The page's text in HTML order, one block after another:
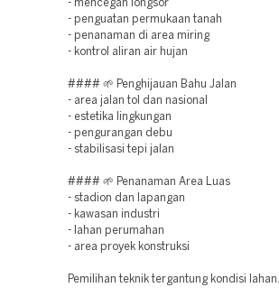
- mencegah longsor
- penguatan permukaan tanah
- penanaman di area miring
- kontrol aliran air hujan
#### 🌱 Penghijauan Bahu Jalan
- area jalan tol dan nasional
- estetika lingkungan
- pengurangan debu
- stabilisasi tepi jalan
#### 🌱 Penanaman Area Luas
- stadion dan lapangan
- kawasan industri
- lahan perumahan
- area proyek konstruksi
Pemilihan teknik tergantung kondisi lahan.